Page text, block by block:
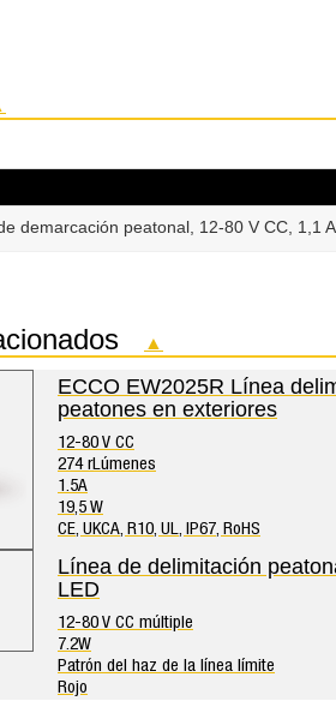
demarcación peatonal, 12-80 V CC, 1,1 A
▲
ECCO EW2025R Línea
peatones en exteriores
12-80 V CC
274 rLúmenes
1.5A
19,5 W
CE, UKCA, R10, UL, IP67, RoHS
Línea de delimitación
LED
12-80 V CC múltiple
7.2W
Patrón del haz de la línea límite
Rojo